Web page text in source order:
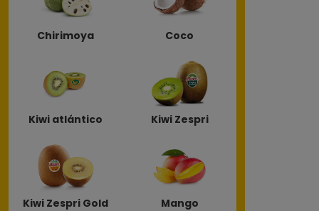
Chirimoya Coco
Kiwi atlántico Kiwi Zespri
Kiwi Zespri Gold Mango